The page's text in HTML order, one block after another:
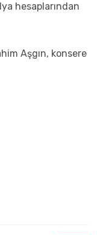
hesaplarından
Aşgın, konsere